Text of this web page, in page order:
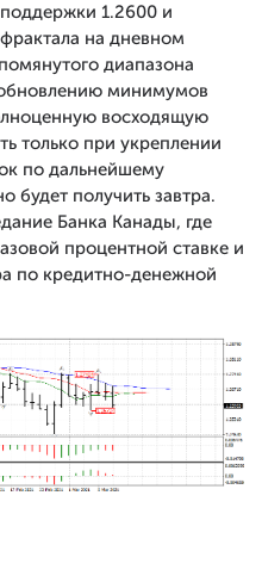
1.2600 и
на дневном
диапазона
минимумов
восходящую
только при укреплении
по дальнейшему
получить завтра.
Банка Канады, где
процентной ставке и
по кредитно-денежной